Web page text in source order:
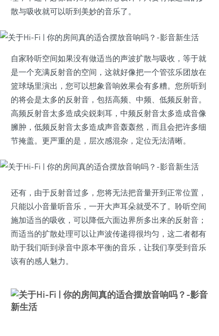
散与吸收就可以听到美妙的音乐了。
自家聆听空间如果没有做适当的声波扩散与吸收，等于就
是一个充满反射音的空间，这就好像把一个管弦乐团放在
篮球场里演出，您可以想象音响效果会有多糟。您所听到
的将会是太多的反射音，包括高频、中频、低频反射音。
高频反射音太多造成尖鋭刺耳，中频反射音太多造成音像
臃肿，低频反射音太多造成声音轰轰然，而且会把许多细
节掩盖。更严重的是，层次感混杂，定位无法清晰。
还有，由于反射音过多，您将无法把音量开到正常位置，
只能以小音量听音乐，一开大声耳朵就受不了。聆听空间
施加适当的吸收，可以降低六面边界所多出来的反射音；
而适当的扩散处理可以让声波传递得很均匀，这二者都有
助于我们听到录音中原本平衡的音乐，让我们享受到音乐
该有的感人魅力。